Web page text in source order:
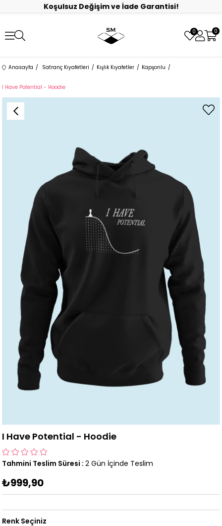
Koşulsuz Değişim ve İade Garantisi!
0 0
Anasayfa Satranç Kıyafetleri Kışlık Kıyafetler Kapşonlu
I Have Potential - Hoodie
I Have Potential - Hoodie
Tahmini Teslim Süresi : 2 Gün İçinde Teslim
₺999,90
Renk Seçiniz